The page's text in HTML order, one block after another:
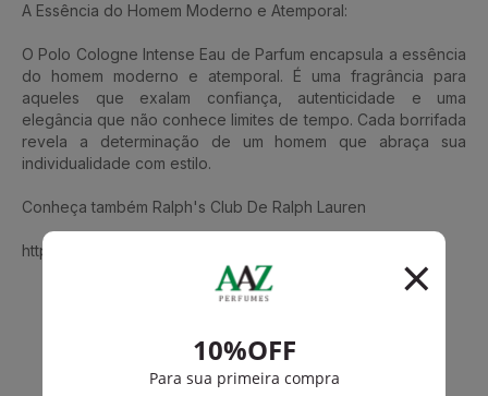
A Essência do Homem Moderno e Atemporal:
O Polo Cologne Intense Eau de Parfum encapsula a essência
do homem moderno e atemporal. É uma fragrância para
aqueles que exalam confiança, autenticidade e uma
elegância que não conhece limites de tempo. Cada borrifada
revela a determinação de um homem que abraça sua
individualidade com estilo.
Conheça também Ralph's Club De Ralph Lauren
https://www.aazperfumes.com.br/ralph-lauren
Que viu, viu também